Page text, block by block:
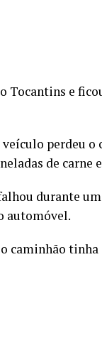
e
perdeu
de carne
durante
automóvel.
caminhão